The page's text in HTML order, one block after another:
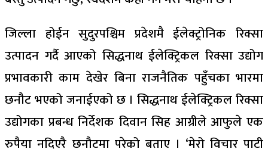
जिल्ला होईन सुदुरपश्चिम प्रदेशमै ईलेक्ट्रोनिक रिक्सा
उत्पादन गर्दै आएको सिद्धनाथ ईलेक्ट्रिकल रिक्सा उद्योग
प्रभावकारी काम देखेर बिना राजनैतिक पहुँचका भारमा
छनौट भएको जनाईएको छ । सिद्धनाथ ईलेक्ट्रिकल रिक्सा
उद्योगका प्रबन्ध निर्देशक दिवान सिह आग्रीले आफुले एक
रुपैया नदिएरै छनौटमा परेको बताए । ‘मेरो विचार पाटी